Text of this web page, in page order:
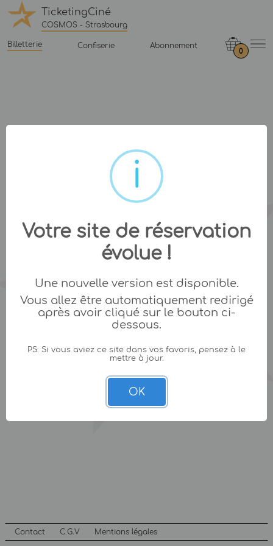
TicketingCiné
COSMOS - Strasbourg
Billetterie Confiserie Abonnement
0
Contact C.G.V Mentions légales
Votre site de réservation
évolue !
Une nouvelle version est disponible.
Vous allez être automatiquement redirigé
après avoir cliqué sur le bouton ci-
dessous.
PS: Si vous aviez ce site dans vos favoris, pensez à le
mettre à jour.
OK